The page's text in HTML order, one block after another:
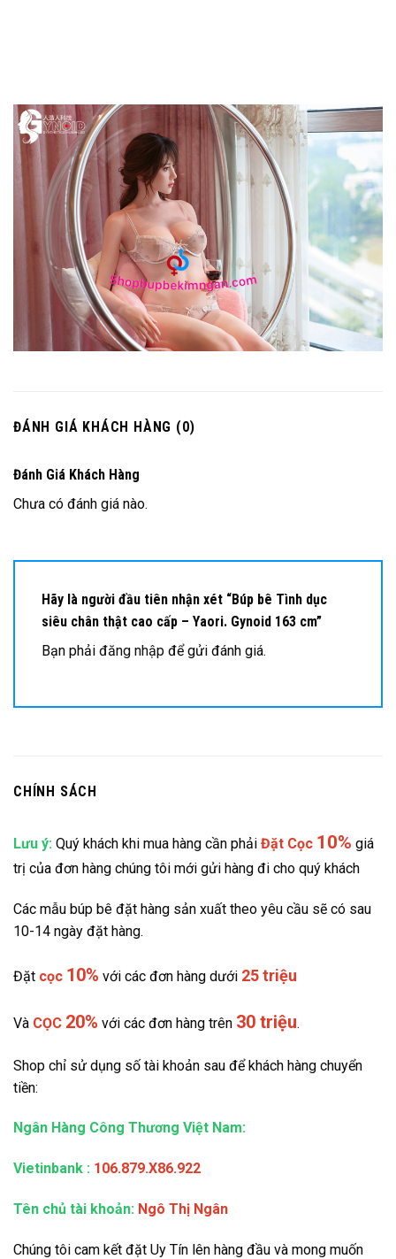
ĐÁNH GIÁ KHÁCH HÀNG (0)
Đánh Giá Khách Hàng
Chưa có đánh giá nào.
Hãy là người đầu tiên nhận xét “Búp bê Tình dục
siêu chân thật cao cấp – Yaori. Gynoid 163 cm”
Bạn phải đăng nhập để gửi đánh giá.
CHÍNH SÁCH
Lưu ý: Quý khách khi mua hàng cần phải Đặt Cọc 10% giá
trị của đơn hàng chúng tôi mới gửi hàng đi cho quý khách
Các mẫu búp bê đặt hàng sản xuất theo yêu cầu sẽ có sau
10-14 ngày đặt hàng.
Đặt cọc 10% với các đơn hàng dưới 25 triệu
Và CỌC 20% với các đơn hàng trên 30 triệu.
Shop chỉ sử dụng số tài khoản sau để khách hàng chuyển
tiền:
Ngân Hàng Công Thương Việt Nam:
Vietinbank : 106.879.X86.922
Tên chủ tài khoản: Ngô Thị Ngân
Chúng tôi cam kết đặt Uy Tín lên hàng đầu và mong muốn